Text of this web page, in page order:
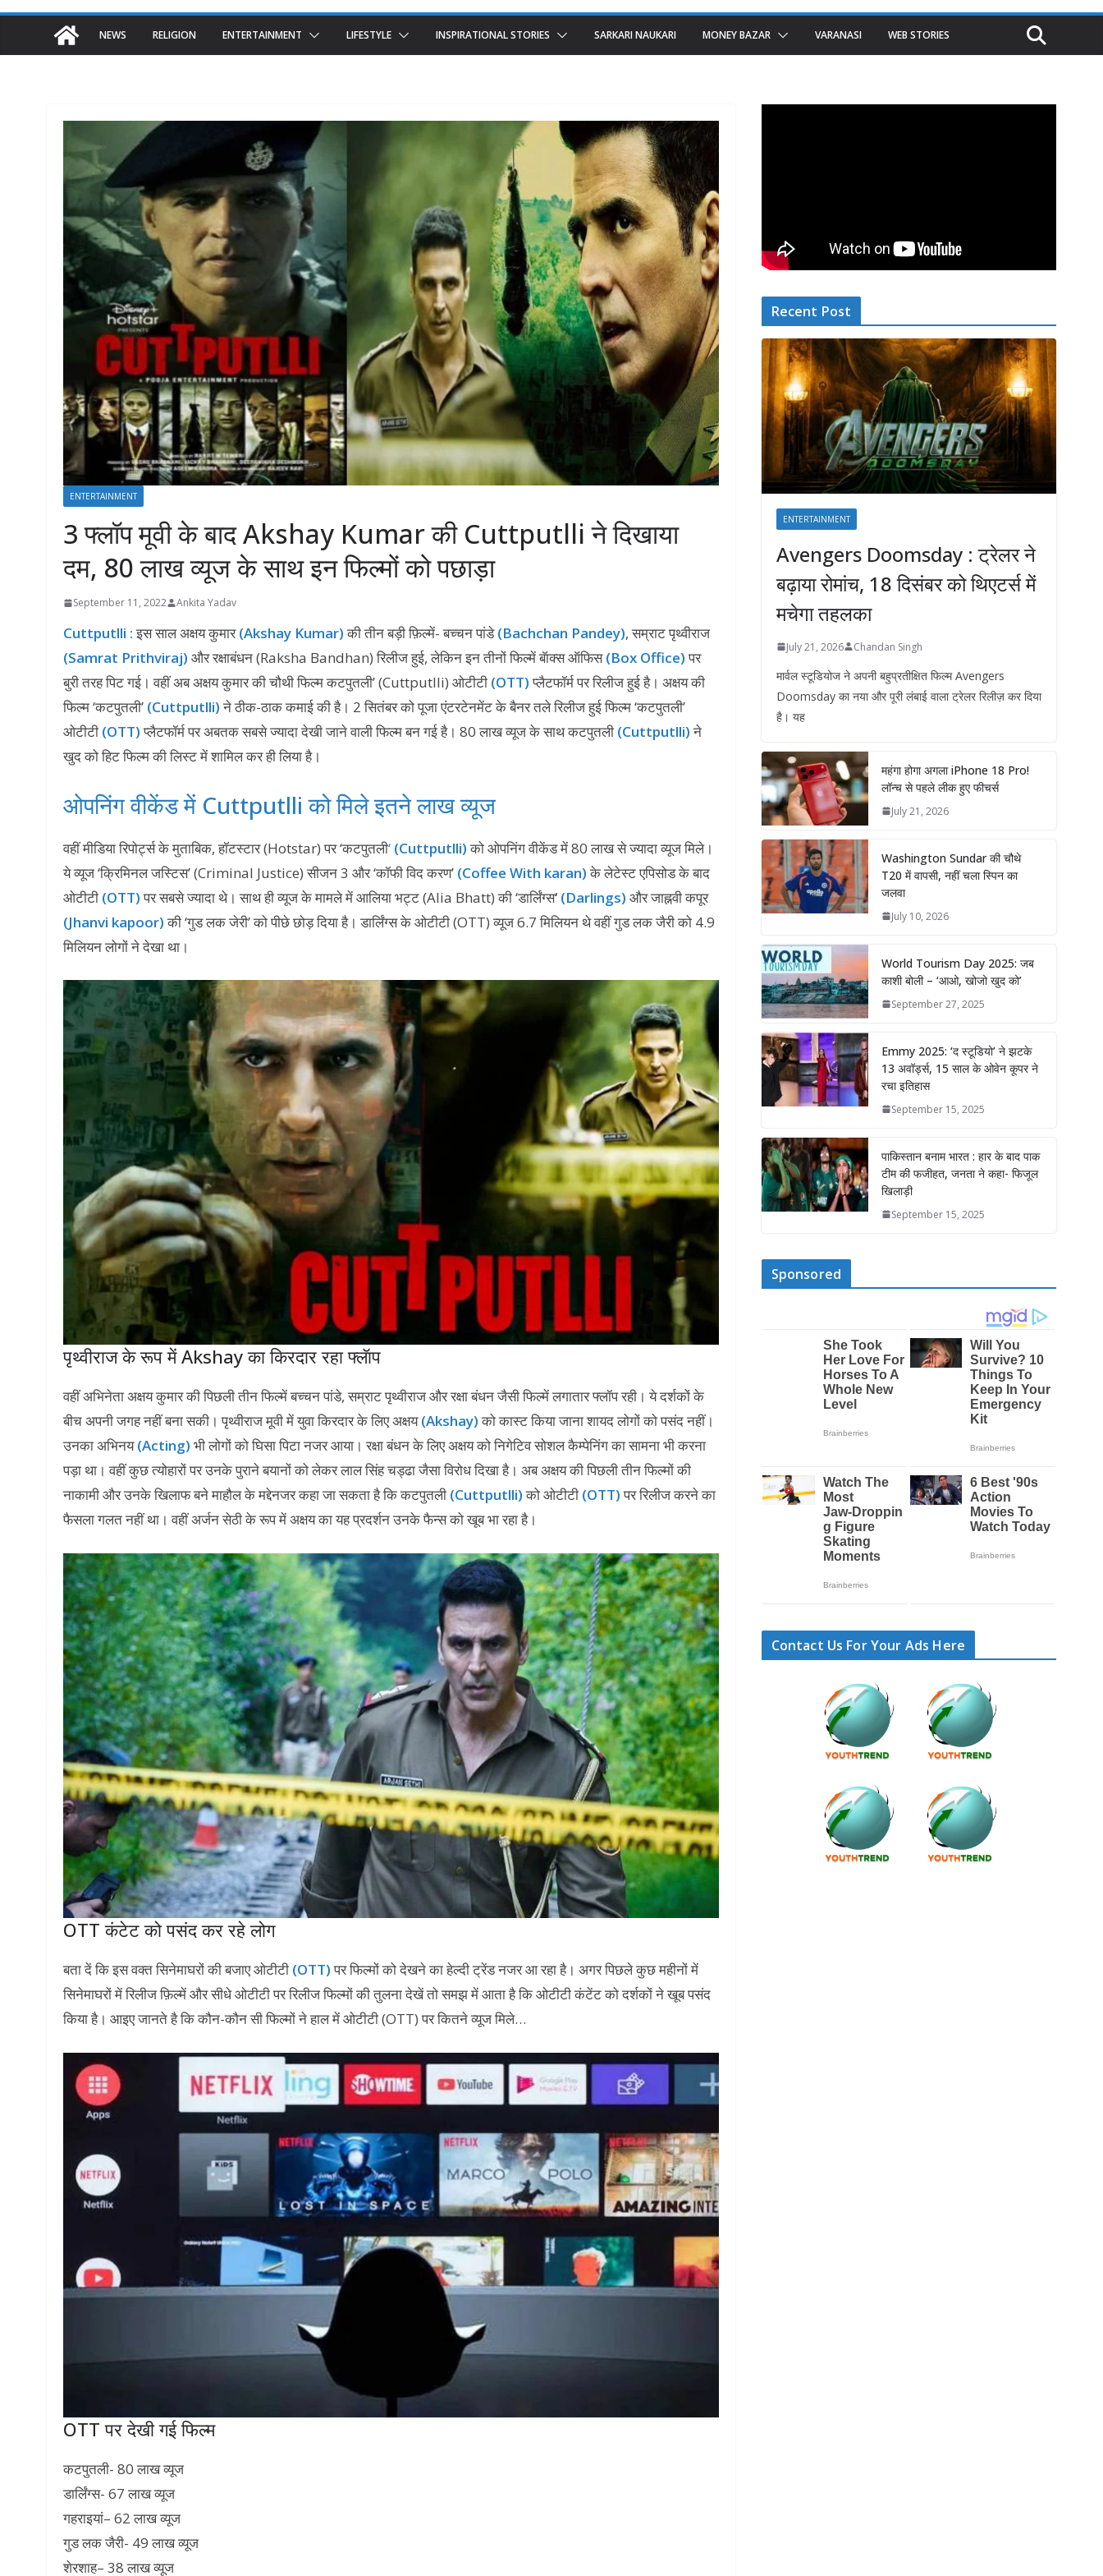
NEWS RELIGION ENTERTAINMENT LIFESTYLE INSPIRATIONAL STORIES SARKARI NAUKARI MONEY BAZAR VARANASI WEB STORIES
ENTERTAINMENT
3 फ्लॉप मूवी के बाद Akshay Kumar की Cuttputlli ने दिखाया
दम, 80 लाख व्यूज के साथ इन फिल्मों को पछाड़ा
September 11, 2022 Ankita Yadav
Cuttputlli : इस साल अक्षय कुमार (Akshay Kumar)की तीन बड़ी फ़िल्में- बच्चन पांडे (Bachchan Pandey), सम्राट पृथ्वीराज
(Samrat Prithviraj) और रक्षाबंधन (Raksha Bandhan) रिलीज हुई, लेकिन इन तीनों फिल्में बॅाक्स ऑफिस(Box Office) पर
बुरी तरह पिट गई। वहीं अब अक्षय कुमार की चौथी फिल्म कटपुतली’ (Cuttputlli) ओटीटी (OTT)प्लैटफॉर्म पर रिलीज हुई है। अक्षय की
फिल्म ‘कटपुतली’ (Cuttputlli)ने ठीक-ठाक कमाई की है। 2 सितंबर को पूजा एंटरटेनमेंट के बैनर तले रिलीज हुई फिल्म ‘कटपुतली’
ओटीटी (OTT)प्लैटफॉर्म पर अबतक सबसे ज्यादा देखी जाने वाली फिल्म बन गई है। 80 लाख व्यूज के साथ कटपुतली (Cuttputlli)ने
खुद को हिट फिल्म की लिस्ट में शामिल कर ही लिया है।
ओपनिंग वीकेंड में Cuttputlli को मिले इतने लाख व्यूज
वहीं मीडिया रिपोर्ट्स के मुताबिक, हॉटस्टार (Hotstar) पर ‘कटपुतली‘ (Cuttputlli)को ओपनिंग वीकेंड में 80 लाख से ज्यादा व्यूज मिले।
ये व्यूज ‘क्रिमिनल जस्टिस’ (Criminal Justice) सीजन 3 और ‘कॉफी विद करण’ (Coffee With karan) के लेटेस्ट एपिसोड के बाद
ओटीटी (OTT) पर सबसे ज्यादा थे। साथ ही व्यूज के मामले में आलिया भट्ट (Alia Bhatt) की ‘डार्लिंग्स‘ (Darlings) और जाह्नवी कपूर
(Jhanvi kapoor)की ‘गुड लक जेरी’ को पीछे छोड़ दिया है। डार्लिंग्स के ओटीटी (OTT) व्यूज 6.7 मिलियन थे वहीं गुड लक जैरी को 4.9
मिलियन लोगों ने देखा था।
पृथ्वीराज के रूप में Akshay का किरदार रहा फ्लॅाप
वहीं अभिनेता अक्षय कुमार की पिछली तीन फिल्में बच्चन पांडे, सम्राट पृथ्वीराज और रक्षा बंधन जैसी फिल्में लगातार फ्लॉप रही। ये दर्शकों के
बीच अपनी जगह नहीं बना सकी। पृथ्वीराज मूवी में युवा किरदार के लिए अक्षय (Akshay)को कास्ट किया जाना शायद लोगों को पसंद नहीं।
उनका अभिनय(Acting) भी लोगों को घिसा पिटा नजर आया। रक्षा बंधन के लिए अक्षय को निगेटिव सोशल कैम्पेनिंग का सामना भी करना
पड़ा था। वहीं कुछ त्योहारों पर उनके पुराने बयानों को लेकर लाल सिंह चड्ढा जैसा विरोध दिखा है। अब अक्षय की पिछली तीन फिल्मों की
नाकामी और उनके खिलाफ बने माहौल के मद्देनजर कहा जा सकता है कि कटपुतली (Cuttputlli) को ओटीटी (OTT)पर रिलीज करने का
फैसला गलत नहीं था। वहीं अर्जन सेठी के रूप में अक्षय का यह प्रदर्शन उनके फैन्स को खूब भा रहा है।
OTT कंटेट को पसंद कर रहे लोग
बता दें कि इस वक्त सिनेमाघरों की बजाए ओटीटी (OTT)पर फिल्मों को देखने का हेल्दी ट्रेंड नजर आ रहा है। अगर पिछले कुछ महीनों में
सिनेमाघरों में रिलीज फ़िल्में और सीधे ओटीटी पर रिलीज फिल्मों की तुलना देखें तो समझ में आता है कि ओटीटी कंटेंट को दर्शकों ने खूब पसंद
किया है। आइए जानते है कि कौन-कौन सी फिल्मों ने हाल में ओटीटी (OTT) पर कितने व्यूज मिले…
OTT पर देखी गई फिल्म
कटपुतली- 80 लाख व्यूज
डार्लिंग्स- 67 लाख व्यूज
गहराइयां– 62 लाख व्यूज
गुड लक जैरी- 49 लाख व्यूज
शेरशाह– 38 लाख व्यूज
Recent Post
ENTERTAINMENT
Avengers Doomsday : ट्रेलर ने
बढ़ाया रोमांच, 18 दिसंबर को थिएटर्स में
मचेगा तहलका
July 21, 2026 Chandan Singh
मार्वल स्टूडियोज ने अपनी बहुप्रतीक्षित फिल्म Avengers
Doomsday का नया और पूरी लंबाई वाला ट्रेलर रिलीज़ कर दिया
है। यह
महंगा होगा अगला iPhone 18 Pro!
लॉन्च से पहले लीक हुए फीचर्स
July 21, 2026
Washington Sundar की चौथे
T20 में वापसी, नहीं चला स्पिन का
जलवा
July 10, 2026
World Tourism Day 2025: जब
काशी बोली – ‘आओ, खोजो खुद को’
September 27, 2025
Emmy 2025: ‘द स्टूडियो’ ने झटके
13 अवॉर्ड्स, 15 साल के ओवेन कूपर ने
रचा इतिहास
September 15, 2025
पाकिस्तान बनाम भारत : हार के बाद पाक
टीम की फजीहत, जनता ने कहा- फिजूल
खिलाड़ी
September 15, 2025
Sponsored
Contact Us For Your Ads Here